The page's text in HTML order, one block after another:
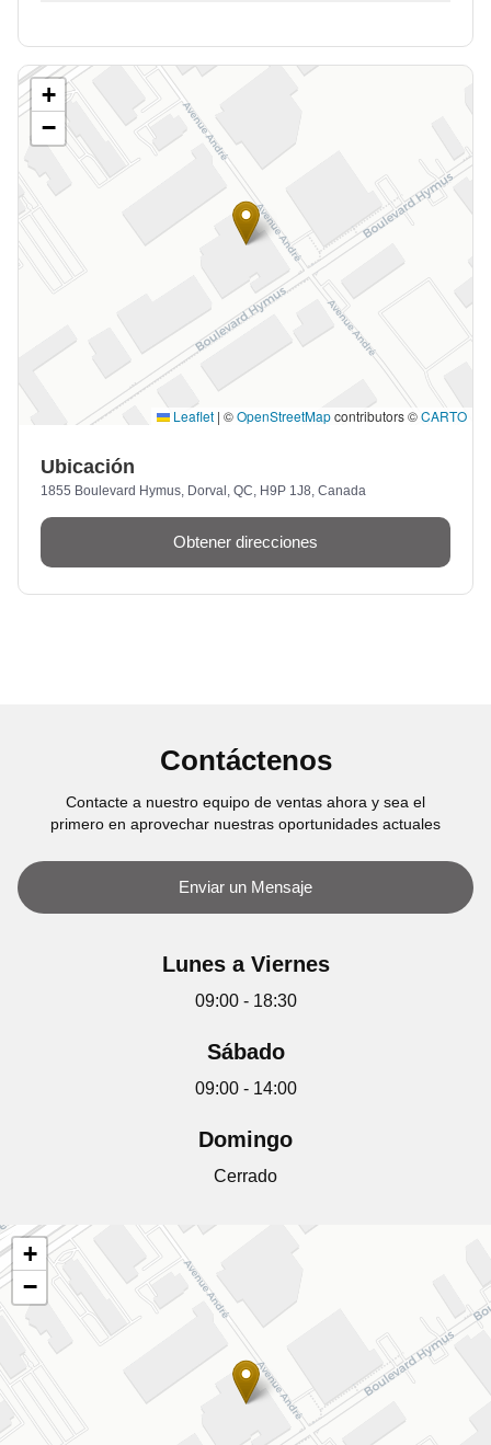
+
−
Leaflet | ©OpenStreetMapcontributors ©CARTO
Ubicación
1855 Boulevard Hymus, Dorval, QC, H9P 1J8, Canada
Obtener direcciones
Contáctenos
Contacte a nuestro equipo de ventas ahora y sea el
primero en aprovechar nuestras oportunidades actuales
Enviar un Mensaje
Lunes a Viernes
09:00 - 18:30
Sábado
09:00 - 14:00
Domingo
Cerrado
+
−